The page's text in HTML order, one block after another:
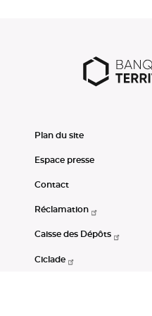
Plan du site
Espace presse
Contact
Réclamation
Caisse des Dépôts
Ciclade